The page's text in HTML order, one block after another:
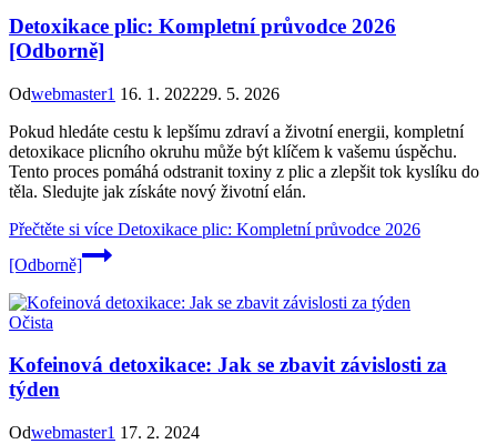
Detoxikace plic: Kompletní průvodce 2026
[Odborně]
Odwebmaster1 16. 1. 202229. 5. 2026
Pokud hledáte cestu k lepšímu zdraví a životní energii, kompletní
detoxikace plicního okruhu může být klíčem k vašemu úspěchu.
Tento proces pomáhá odstranit toxiny z plic a zlepšit tok kyslíku do
těla. Sledujte jak získáte nový životní elán.
Přečtěte si více Detoxikace plic: Kompletní průvodce 2026
[Odborně]
Očista
Kofeinová detoxikace: Jak se zbavit závislosti za
týden
Odwebmaster1 17. 2. 2024